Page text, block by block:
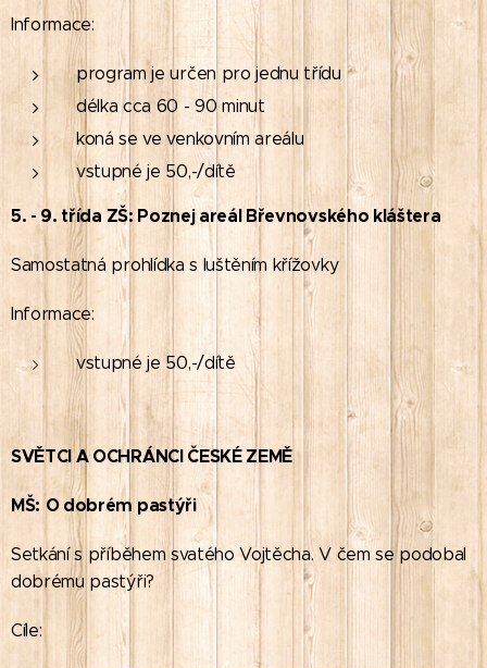
Informace:
program je určen pro jednu třídu
délka cca 60 - 90 minut
koná se ve venkovním areálu
vstupné je 50,-/dítě
5. - 9. třída ZŠ: Poznej areál Břevnovského kláštera
Samostatná prohlídka s luštěním křížovky
Informace:
vstupné je 50,-/dítě
SVĚTCI A OCHRÁNCI ČESKÉ ZEMĚ
MŠ: O dobrém pastýři
Setkání s příběhem svatého Vojtěcha. V čem se podobal
dobrému pastýři?
Cíle: